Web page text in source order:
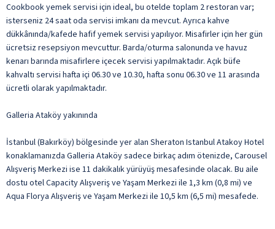
Cookbook yemek servisi için ideal, bu otelde toplam 2 restoran var;
isterseniz 24 saat oda servisi imkanı da mevcut. Ayrıca kahve
dükkânında/kafede hafif yemek servisi yapılıyor. Misafirler için her gün
ücretsiz resepsiyon mevcuttur. Barda/oturma salonunda ve havuz
kenarı barında misafirlere içecek servisi yapılmaktadır. Açık büfe
kahvaltı servisi hafta içi 06.30 ve 10.30, hafta sonu 06.30 ve 11 arasında
ücretli olarak yapılmaktadır.
Galleria Ataköy yakınında
İstanbul (Bakırköy) bölgesinde yer alan Sheraton Istanbul Atakoy Hotel
konaklamanızda Galleria Ataköy sadece birkaç adım ötenizde, Carousel
Alışveriş Merkezi ise 11 dakikalık yürüyüş mesafesinde olacak. Bu aile
dostu otel Capacity Alışveriş ve Yaşam Merkezi ile 1,3 km (0,8 mi) ve
Aqua Florya Alışveriş ve Yaşam Merkezi ile 10,5 km (6,5 mi) mesafede.